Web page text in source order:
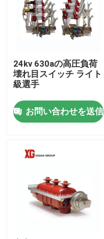
私達について
24kv 630aの高圧負荷
壊れ目スイッチ ライト
級選手
お問い合わせを送信